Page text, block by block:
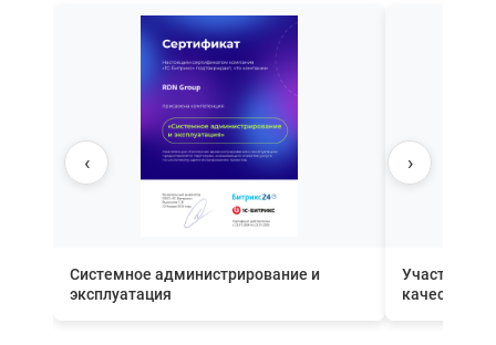
Системное администрирование и
эксплуатация
Участник
качества
‹ ›